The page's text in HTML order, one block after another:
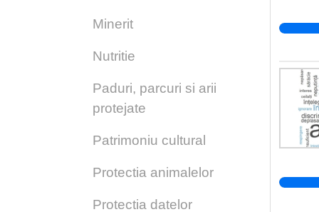
Minerit
Nutritie
Paduri, parcuri si arii
protejate
Patrimoniu cultural
Protectia animalelor
Protectia datelor